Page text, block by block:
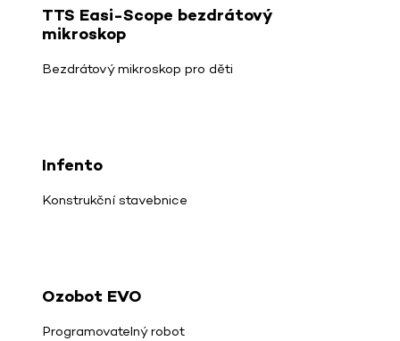
TTS Easi-Scope bezdrátový
mikroskop
Bezdrátový mikroskop pro děti
Infento
Konstrukční stavebnice
Ozobot EVO
Programovatelný robot